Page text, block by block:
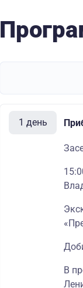
1 день
В